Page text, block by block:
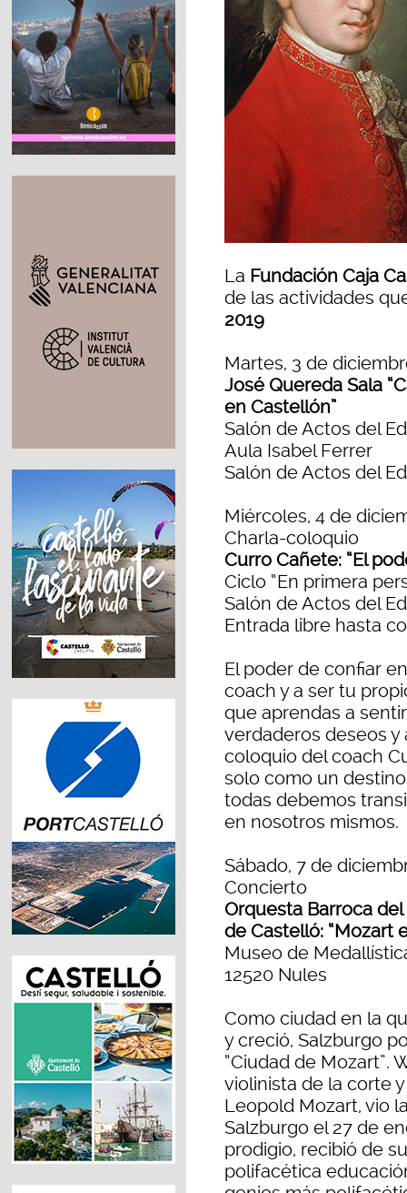
La Fundación Caja
de las actividades
2019
Martes, 3 de
José Quereda Sala
en Castellón”
Salón de Actos del
Aula Isabel Ferrer
Salón de Actos del
Miércoles, 4 de
Charla-coloquio
Curro Cañete: “El
Ciclo “En primera
Salón de Actos del
Entrada libre hasta
El poder de confiar
coach y a ser tu
que aprendas a
verdaderos deseos y
coloquio del coach
solo como un
todas debemos
en nosotros mismos.
Sábado, 7 de
Concierto
Orquesta Barroca
de Castelló: “Mozart
Museo de
12520 Nules
Como ciudad en la
y creció, Salzburgo
“Ciudad de Mozart”.
violinista de la corte
Leopold Mozart, vio
Salzburgo el 27 de
prodigio, recibió de
polifacética